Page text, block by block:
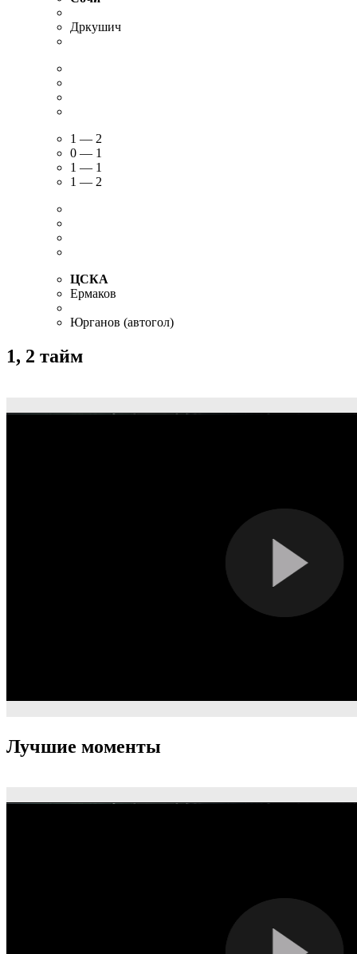
Дркушич
1 — 2
0 — 1
1 — 1
1 — 2
ЦСКА
Ермаков
Юрганов (автогол)
1, 2 тайм
Лучшие моменты